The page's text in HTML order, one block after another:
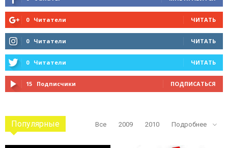
0 Читатели ЧИТАТЬ
0 Читатели ЧИТАТЬ
0 Читатели ЧИТАТЬ
15 Подписчики ПОДПИСАТЬСЯ
Популярные Все 2009 2010 Подробнее